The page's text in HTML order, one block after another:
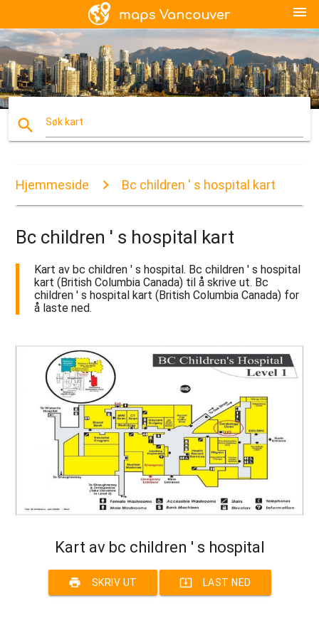
menu
search Søk kart
Hjemmeside Bc children ' s hospital kart
Bc children ' s hospital kart
Kart av bc children ' s hospital. Bc children ' s hospital
kart (British Columbia Canada) til å skrive ut. Bc
children ' s hospital kart (British Columbia Canada) for
å laste ned.
Kart av bc children ' s hospital
print SKRIV UT system_update_alt LAST NED